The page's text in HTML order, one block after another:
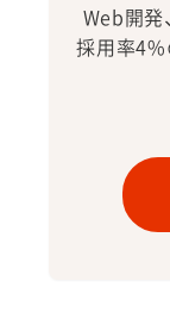
Web開発
採用率